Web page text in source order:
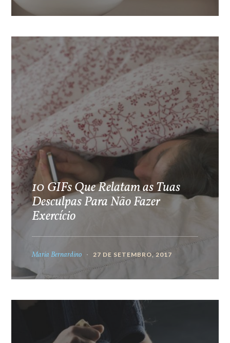
10 GIFs Que Relatam as Tuas
Desculpas Para Não Fazer
Exercício
Maria Bernardino 27 DE SETEMBRO, 2017